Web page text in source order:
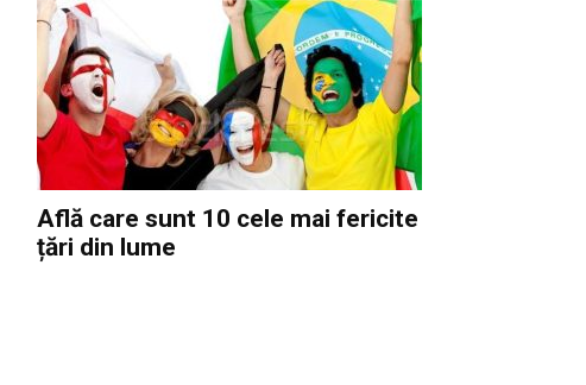
Află care sunt 10 cele mai fericite
țări din lume